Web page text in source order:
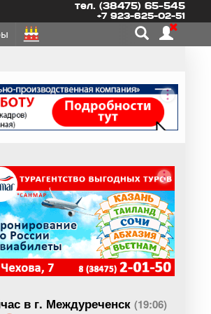
тел. (38475) 65-545
+7 923-625-02-51
в г. Междуреченск (19:06)